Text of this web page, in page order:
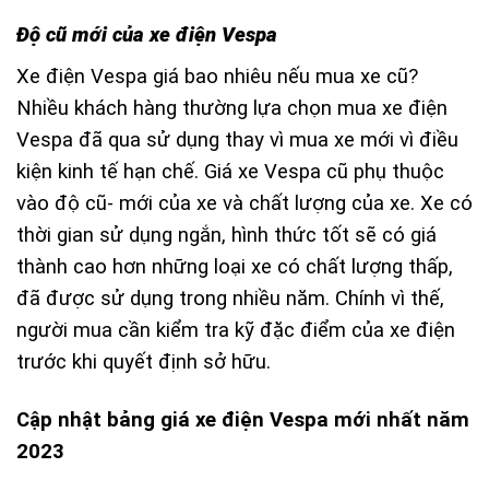
Độ cũ mới của xe điện Vespa
Xe điện Vespa giá bao nhiêu nếu mua xe cũ?
Nhiều khách hàng thường lựa chọn mua xe điện
Vespa đã qua sử dụng thay vì mua xe mới vì điều
kiện kinh tế hạn chế. Giá xe Vespa cũ phụ thuộc
vào độ cũ- mới của xe và chất lượng của xe. Xe có
thời gian sử dụng ngắn, hình thức tốt sẽ có giá
thành cao hơn những loại xe có chất lượng thấp,
đã được sử dụng trong nhiều năm. Chính vì thế,
người mua cần kiểm tra kỹ đặc điểm của xe điện
trước khi quyết định sở hữu.
Cập nhật bảng giá xe điện Vespa mới nhất năm
2023